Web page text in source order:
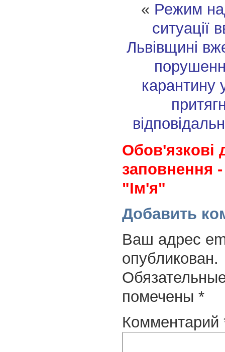
« Режим
ситуації
Львівщині
карантину
Обов'язкові
заповнення
"Ім'я"
Добавить
Ваш адрес
опубликован.
помечены *
Комментарий